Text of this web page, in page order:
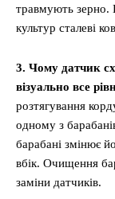
травмують зерно.
культур сталеві
3. Чому датчик
візуально все
розтягування
одному з
барабані змінює
вбік. Очищення
заміни датчиків.